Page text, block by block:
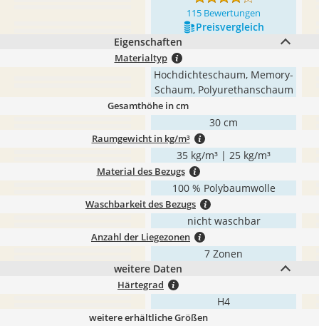
115 Bewertungen
Preis­vergleich
Eigenschaften
Materialtyp
Hochdichteschaum, Memory-
Schaum, Polyurethanschaum
Gesamthöhe in cm
30 cm
Raumgewicht in kg/m³
35 kg/m³ | 25 kg/m³
Material des Bezugs
100 % Polybaumwolle
Waschbarkeit des Bezugs
nicht waschbar
Anzahl der Liegezonen
7 Zonen
weitere Daten
Härtegrad
H4
weitere erhältliche Größen